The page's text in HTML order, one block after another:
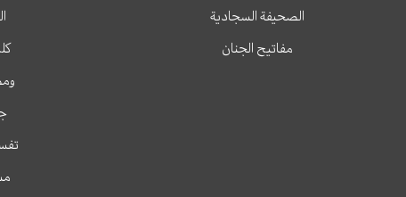
الصحيفة السجادية
مفاتيح الجنان